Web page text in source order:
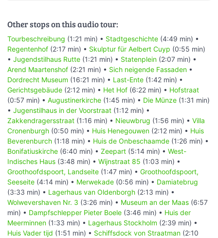
Other stops on this audio tour:
Tourbeschreibung (1:21 min) • Stadtgeschichte (4:49 min) •
Regentenhof (2:17 min) • Skulptur für Aelbert Cuyp (0:55 min)
• Jugendstilhaus Rutte (1:21 min) • Statenplein (2:07 min) •
Arend Maartenshof (2:21 min) • Sich neigende Fassaden •
Dordrecht Museum (16:21 min) • Last-Ente (1:42 min) •
Gerichtsgebäude (2:12 min) • Het Hof (6:22 min) • Hofstraat
(0:57 min) • Augustinerkirche (1:45 min) • Die Münze (1:31 min)
• Jugenstilhaus in der Voorstraat (1:12 min) •
Zakkendragersstraat (1:16 min) • Nieuwbrug (1:56 min) • Villa
Cronenburgh (0:50 min) • Huis Henegouwen (2:12 min) • Huis
Beverenburch (1:18 min) • Huis de Onbeschaamde (1:26 min) •
Bonifatiuskirche (6:40 min) • Zeepart (5:14 min) • West-
Indisches Haus (3:48 min) • Wijnstraat 85 (1:03 min) •
Groothoofdspoort, Landseite (1:47 min) • Groothoofdspoort,
Seeseite (4:14 min) • Merwekade (0:56 min) • Damiatebrug
(3:33 min) • Lagerhaus van Oldenborgh (2:13 min) •
Wolwevershaven Nr. 3 (3:26 min) • Museum an der Maas (6:57
min) • Dampfschlepper Pieter Boele (3:46 min) • Huis der
Meerminnen (1:33 min) • Lagerhaus Stockholm (2:39 min) •
Huis Vader tijd (1:51 min) • Schiffsdock von Straatman (2:10